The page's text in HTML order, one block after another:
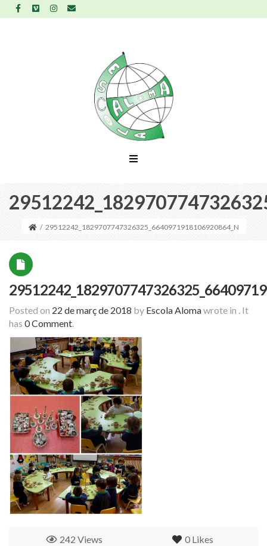
/ 29512242_1829707747326325_6640971918106920864_N
Posted on 22 de març de 2018 by Escola Alomawrote in . It
has 0 Comment.
0 Likes
242 Views